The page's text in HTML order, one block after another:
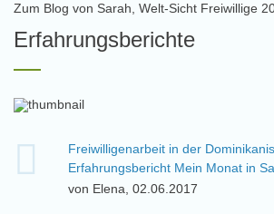
Zum Blog von Sarah, Welt-Sicht Freiwillige
Erfahrungsberichte
Freiwilligenarbeit in der
Erfahrungsbericht Mein Monat in
von Elena, 02.06.2017